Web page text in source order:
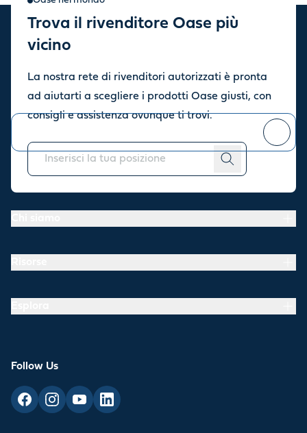
Trova il rivenditore Oase più
vicino
La nostra rete di rivenditori autorizzati è pronta
ad aiutarti a scegliere i prodotti Oase giusti, con
consigli e assistenza ovunque ti trovi.
Iscriviti alla nostra
Ricevi aggiornamenti sulle ultime novità e offerte dal nostro
annullare l'iscrizione in qualsiasi momento.
Follow Us